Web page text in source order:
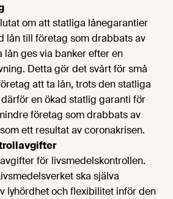
om att statliga lånegarantier
lån till företag som drabbats av
lån ges via banker efter en
Detta gör det svårt för små
att ta lån, trots den statliga
en ökad statlig garanti för
företag som drabbats av
ett resultat av coronakrisen.
för livsmedelskontrollen.
ska själva
lyhördhet och flexibilitet inför den